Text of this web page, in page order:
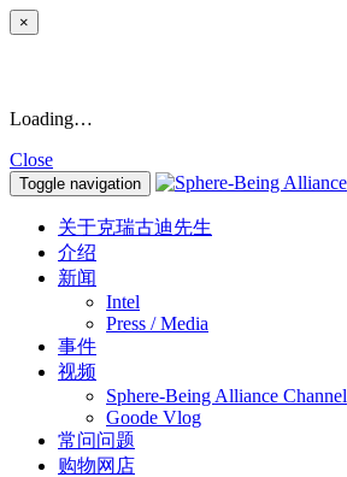
×
Loading…
Close
Toggle navigation
关于克瑞古迪先生
介绍
新闻
Intel
Press / Media
事件
视频
Sphere-Being Alliance Channel
Goode Vlog
常问问题
购物网店